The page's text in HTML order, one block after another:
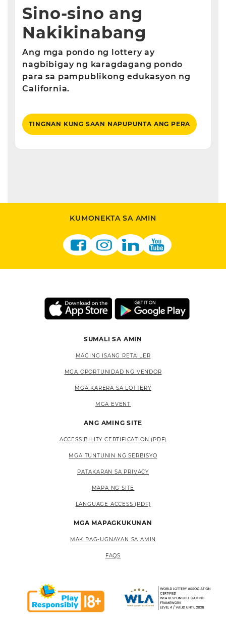
Sino-sino ang
Nakikinabang
Ang mga pondo ng lottery ay
nagbibigay ng karagdagang pondo
para sa pampublikong edukasyon ng
California.
TINGNAN KUNG SAAN NAPUPUNTA ANG PERA
KUMONEKTA SA AMIN
SUMALI SA AMIN
MAGING ISANG RETAILER
MGA OPORTUNIDAD NG VENDOR
MGA KARERA SA LOTTERY
MGA EVENT
ANG AMING SITE
ACCESSIBILITY CERTIFICATION (PDF)
MGA TUNTUNIN NG SERBISYO
PATAKARAN SA PRIVACY
MAPA NG SITE
LANGUAGE ACCESS (PDF)
MGA MAPAGKUKUNAN
MAKIPAG-UGNAYAN SA AMIN
FAQS